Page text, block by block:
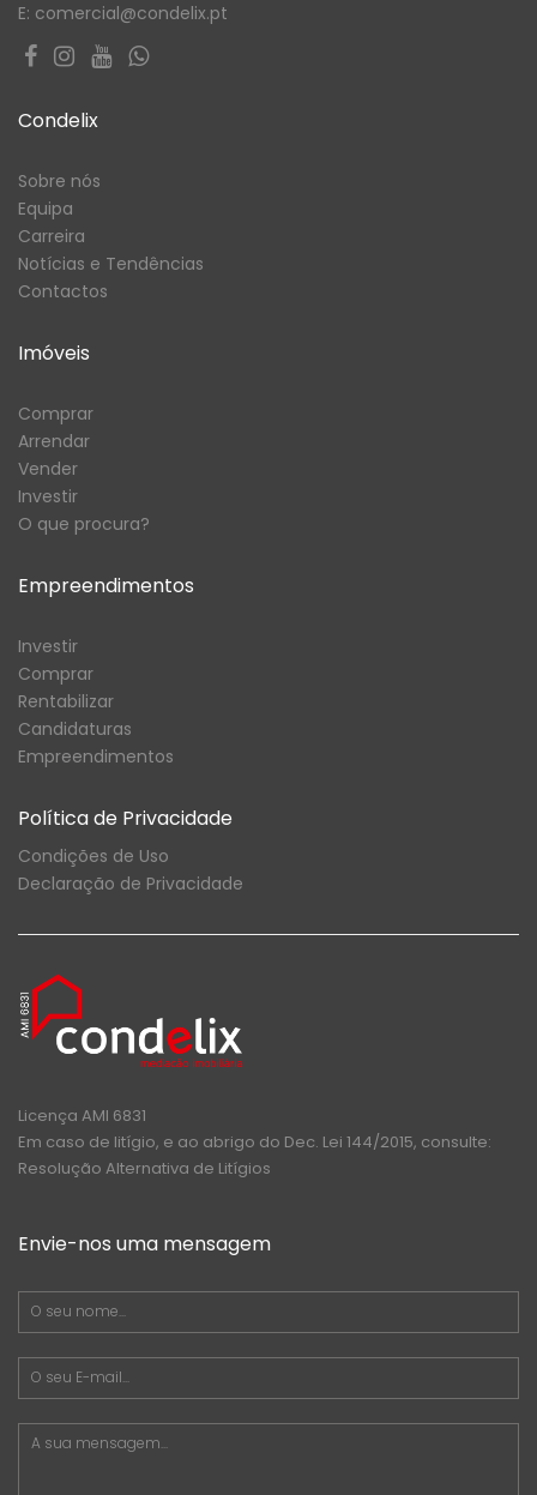
E: comercial@condelix.pt
Condelix
Sobre nós
Equipa
Carreira
Notícias e Tendências
Contactos
Imóveis
Comprar
Arrendar
Vender
Investir
O que procura?
Empreendimentos
Investir
Comprar
Rentabilizar
Candidaturas
Empreendimentos
Política de Privacidade
Condições de Uso
Declaração de Privacidade
Licença AMI 6831
Em caso de litígio, e ao abrigo do Dec. Lei 144/2015, consulte:
Resolução Alternativa de Litígios
Envie-nos uma mensagem